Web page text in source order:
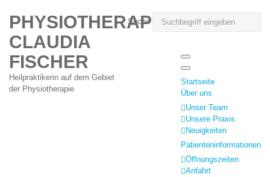
PHYSIOTHERAPIE
CLAUDIA
FISCHER
Heilpraktikerin auf dem Gebiet
der Physiotherapie
Suche
Startseite
Über uns
Unser Team
Unsere Praxis
Neuigkeiten
Patienteninformationen
Öffnungszeiten
Anfahrt